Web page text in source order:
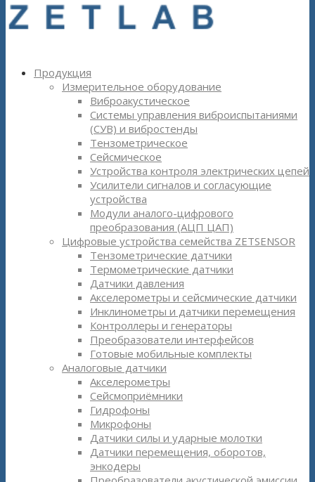
Продукция
Измерительное оборудование
Виброакустическое
Системы управления виброиспытаниями
(СУВ) и вибростенды
Тензометрическое
Сейсмическое
Устройства контроля электрических цепей
Усилители сигналов и согласующие
устройства
Модули аналого-цифрового
преобразования (АЦП ЦАП)
Цифровые устройства семейства ZETSENSOR
Тензометрические датчики
Термометрические датчики
Датчики давления
Акселерометры и сейсмические датчики
Инклинометры и датчики перемещения
Контроллеры и генераторы
Преобразователи интерфейсов
Готовые мобильные комплекты
Аналоговые датчики
Акселерометры
Сейсмоприёмники
Гидрофоны
Микрофоны
Датчики силы и ударные молотки
Датчики перемещения, оборотов,
энкодеры